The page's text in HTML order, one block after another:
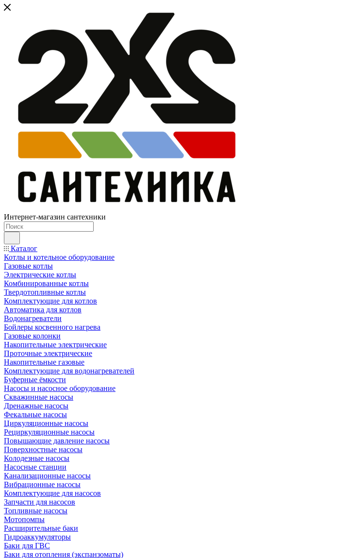
Интернет-магазин сантехники
Каталог
Котлы и котельное оборудование
Газовые котлы
Электрические котлы
Комбинированные котлы
Твердотопливные котлы
Комплектующие для котлов
Автоматика для котлов
Водонагреватели
Бойлеры косвенного нагрева
Газовые колонки
Накопительные электрические
Проточные электрические
Накопительные газовые
Комплектующие для водонагревателей
Буферные ёмкости
Насосы и насосное оборудование
Скважинные насосы
Дренажные насосы
Фекальные насосы
Циркуляционные насосы
Рециркуляционные насосы
Повышающие давление насосы
Поверхностные насосы
Колодезные насосы
Насосные станции
Канализационные насосы
Вибрационные насосы
Комплектующие для насосов
Запчасти для насосов
Топливные насосы
Мотопомпы
Расширительные баки
Гидроаккумуляторы
Баки для ГВС
Баки для отопления (экспанзоматы)